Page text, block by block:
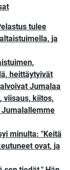
tulee
ja
heittäytyivät
Jumalaa
viisaus, kiitos,
minulta: "Keitä
ovat, ja